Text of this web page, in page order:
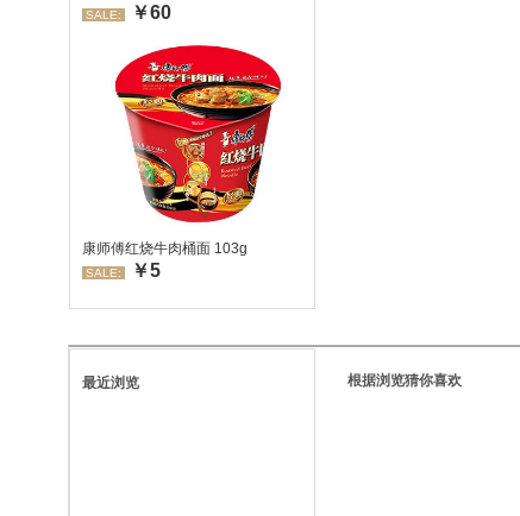
SALE: ￥60
康师傅红烧牛肉桶面 103g
SALE: ￥5
最近浏览 根据浏览猜你喜欢